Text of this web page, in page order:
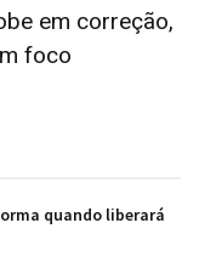
em correção,
foco
quando liberará